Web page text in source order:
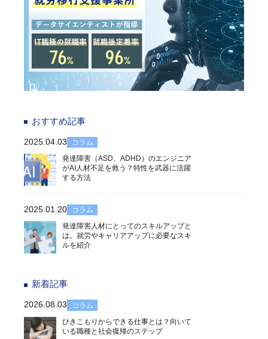
おすすめ記事
2025.04.03
コラム
発達障害（ASD、ADHD）のエンジニア
がAI人材不足を救う？特性を武器に活躍
する方法
2025.01.20
コラム
発達障害人材にとってのスキルアップと
は。就労やキャリアアップに必要なスキ
ルを紹介
新着記事
2026.08.03
コラム
ひきこもりからできる仕事とは？向いて
いる職種と社会復帰のステップ